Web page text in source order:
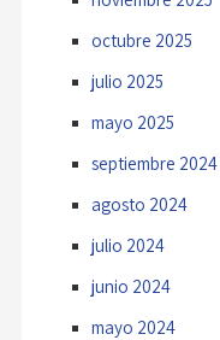
octubre 2025
julio 2025
mayo 2025
septiembre 2024
agosto 2024
julio 2024
junio 2024
mayo 2024